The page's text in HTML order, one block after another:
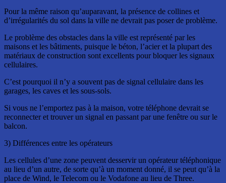
Pour la même raison qu’auparavant, la présence de collines et
d’irrégularités du sol dans la ville ne devrait pas poser de problème.
Le problème des obstacles dans la ville est représenté par les
maisons et les bâtiments, puisque le béton, l’acier et la plupart des
matériaux de construction sont excellents pour bloquer les signaux
cellulaires.
C’est pourquoi il n’y a souvent pas de signal cellulaire dans les
garages, les caves et les sous-sols.
Si vous ne l’emportez pas à la maison, votre téléphone devrait se
reconnecter et trouver un signal en passant par une fenêtre ou sur le
balcon.
3) Différences entre les opérateurs
Les cellules d’une zone peuvent desservir un opérateur téléphonique
au lieu d’un autre, de sorte qu’à un moment donné, il se peut qu’à la
place de Wind, le Telecom ou le Vodafone au lieu de Three.